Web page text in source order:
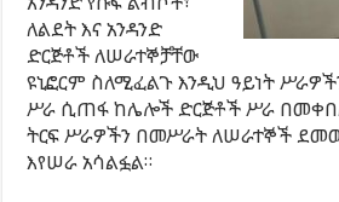
ለልደት እና አንዳንድ
ድርጅቶች ለሠራተኞቻቸው
ዩኒፎርም ስለሚፈልጉ እንዲህ ዓይነት
ሥራ ሲጠፋ ከሌሎች ድርጅቶች ሥራ
ትርፍ ሥራዎችን በመሥራት ለሠራተኞች
እየሠራ አሳልፏል።